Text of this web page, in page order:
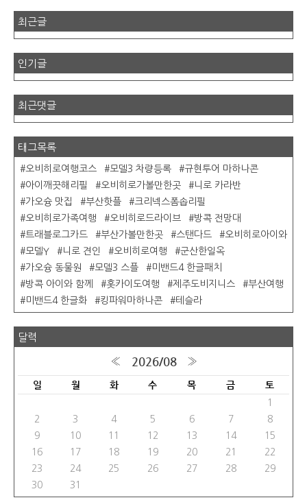
최근글
인기글
최근댓글
태그목록
오비히로여행코스 모델3 차량등록
규현투어 마하나콘
아이깨끗해리필
오비히로가볼만한곳
니로 카라반
가오슝 맛집
부산핫플
크리넥스폼솝리필
오비히로가족여행
오비히로드라이브
방콕 전망대
트래블로그카드
부산가볼만한곳 스탠다드
오비히로아이와
모델Y
니로 견인 오비히로여행
군산한일옥
가오슝 동물원
모델3 스플
미밴드4 한글패치
방콕 아이와 함께
홋카이도여행 제주도비지니스
부산여행
미밴드4 한글화
킹파워마하나콘 테슬라
달력
« 2026/08 »
일 월 화 수 목 금 토
1
2
3 4 5 6 7
8
9
10 11 12 13 14
15
16
17 18 19 20 21
22
23
24 25 26 27 28
29
30
31